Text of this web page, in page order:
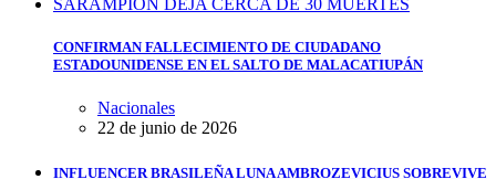
CONFIRMAN FALLECIMIENTO DE CIUDADANO
ESTADOUNIDENSE EN EL SALTO DE MALACATIUPÁN
Nacionales
22 de junio de 2026
INFLUENCER BRASILEÑA LUNA AMBROZEVICIUS SOBREVIVE